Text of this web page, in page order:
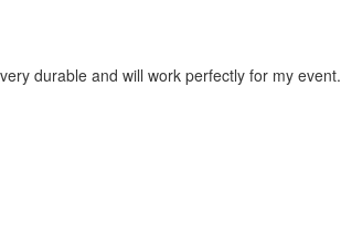
durable and will work perfectly for my